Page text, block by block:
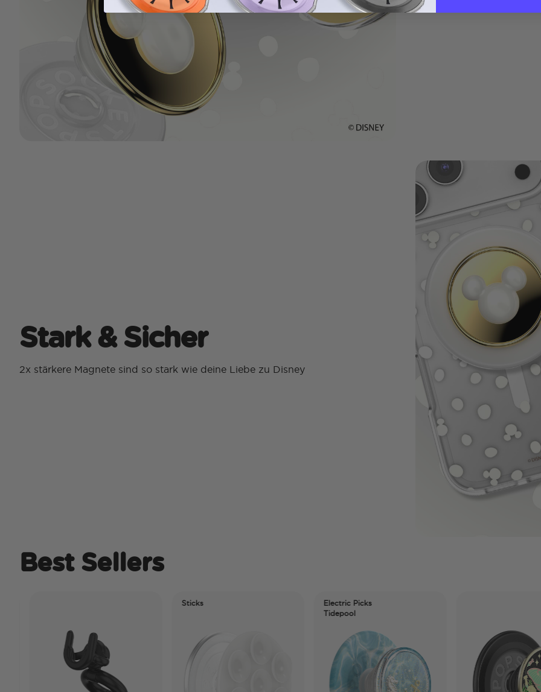
Stark & Sicher
2x stärkere Magnete sind so stark wie deine Liebe zu Disney
Best Sellers
Electric Picks
Tidepool